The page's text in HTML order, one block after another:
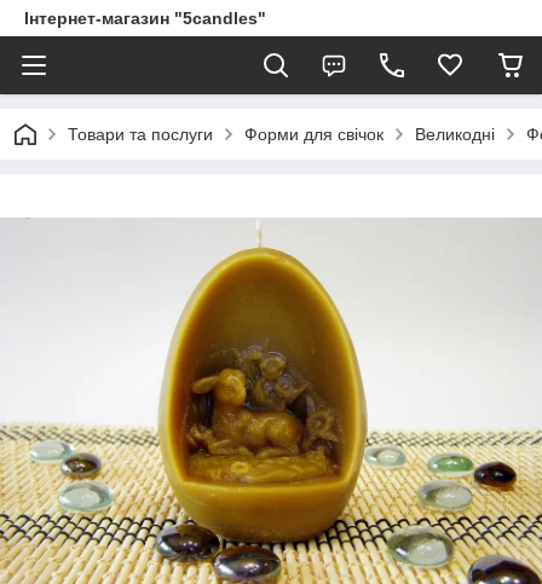
Інтернет-магазин "5candles"
Товари та послуги Форми для свічок Великодні